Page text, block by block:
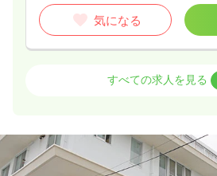
気になる
正・准看護師
給与 1,106〜1,837
円
時間 8:30～17:00
すべての求人を見る